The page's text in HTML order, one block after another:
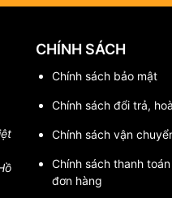
CHÍNH SÁCH
Chính sách bảo mật
Chính sách đổi trả,
Chính sách vận
Chính sách thanh
đơn hàng